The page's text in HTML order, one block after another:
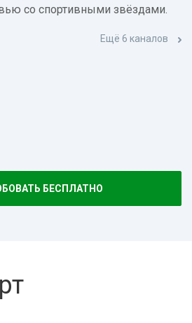
со спортивными звёздами.
Ещё 6 каналов
БЕСПЛАТНО